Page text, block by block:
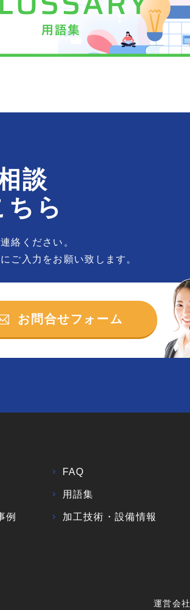
談
ちら
絡ください。
ご入力をお願い致します。
お問合せフォーム
例
FAQ
用語集
加工技術・設備情報
運営会社